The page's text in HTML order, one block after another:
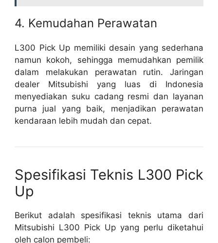
4. Kemudahan Perawatan
L300 Pick Up memiliki desain yang sederhana
namun kokoh, sehingga memudahkan pemilik
dalam melakukan perawatan rutin. Jaringan
dealer Mitsubishi yang luas di Indonesia
menyediakan suku cadang resmi dan layanan
purna jual yang baik, menjadikan perawatan
kendaraan lebih mudah dan cepat.
Spesifikasi Teknis L300 Pick
Up
Berikut adalah spesifikasi teknis utama dari
Mitsubishi L300 Pick Up yang perlu diketahui
oleh calon pembeli: